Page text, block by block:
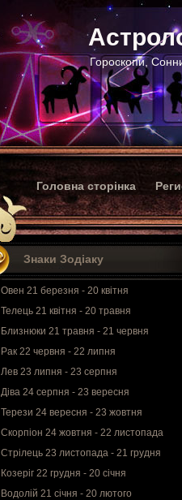
Гороскопи,
Головна сторінка
Знаки Зодіаку
Овен 21 березня - 20 квітня
Телець 21 квітня - 20 травня
Близнюки 21 травня - 21 червня
Рак 22 червня - 22 липня
Лев 23 липня - 23 серпня
Діва 24 серпня - 23 вересня
Терези 24 вересня - 23 жовтня
Скорпіон 24 жовтня - 22 листопада
Стрілець 23 листопада - 21 грудня
Козеріг 22 грудня - 20 січня
Водолій 21 січня - 20 лютого